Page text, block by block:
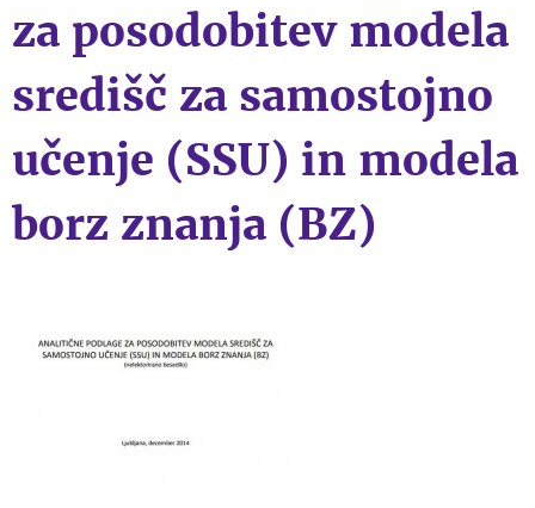
za posodobitev modela
središč za samostojno
učenje (SSU) in modela
borz znanja (BZ)